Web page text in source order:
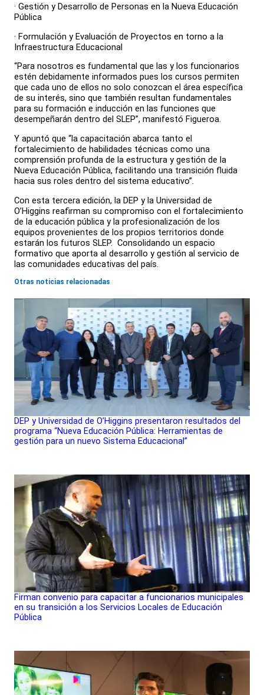
· Gestión y Desarrollo de Personas en la Nueva Educación
Pública
· Formulación y Evaluación de Proyectos en torno a la
Infraestructura Educacional
“Para nosotros es fundamental que las y los funcionarios
estén debidamente informados pues los cursos permiten
que cada uno de ellos no solo conozcan el área específica
de su interés, sino que también resultan fundamentales
para su formación e inducción en las funciones que
desempeñarán dentro del SLEP”, manifestó Figueroa.
Y apuntó que “la capacitación abarca tanto el
fortalecimiento de habilidades técnicas como una
comprensión profunda de la estructura y gestión de la
Nueva Educación Pública, facilitando una transición fluida
hacia sus roles dentro del sistema educativo”.
Con esta tercera edición, la DEP y la Universidad de
O’Higgins reafirman su compromiso con el fortalecimiento
de la educación pública y la profesionalización de los
equipos provenientes de los propios territorios donde
estarán los futuros SLEP. Consolidando un espacio
formativo que aporta al desarrollo y gestión al servicio de
las comunidades educativas del país.
Otras noticias relacionadas
DEP y Universidad de O’Higgins presentaron resultados del
programa “Nueva Educación Pública: Herramientas de
gestión para un nuevo Sistema Educacional”
Firman convenio para capacitar a funcionarios municipales
en su transición a los Servicios Locales de Educación
Pública